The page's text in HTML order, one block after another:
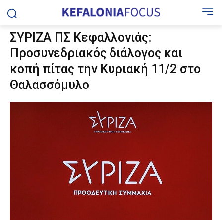
ΣΥΡΙΖΑ ΠΣ Κεφαλλονιάς:
Προσυνεδριακός διάλογος και
κοπή πίτας την Κυριακή 11/2 στο
Θαλασσόμυλο